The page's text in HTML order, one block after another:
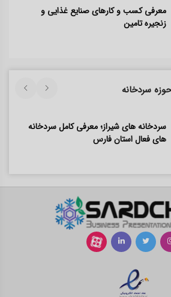
معرفی کسب و کارهای صنایع غذایی و
زنجیره تامین
سردخانه
سردخانه های شیراز؛ معرفی کامل سردخانه
های فعال استان فارس